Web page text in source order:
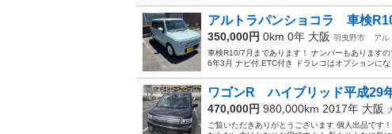
アルトラパンショコラ 車検
350,000円 0km 0年 大阪 羽曳野市
アル
車検R10/7月まであります！ ナンバーもありま
6年3月 ナビ付.ETC付き ドラレコはオプションに
ワゴンR ハイブリッド平成29
470,000円 980,000km 2017年 大阪
ご覧いただきありがとうございます 個人出品です